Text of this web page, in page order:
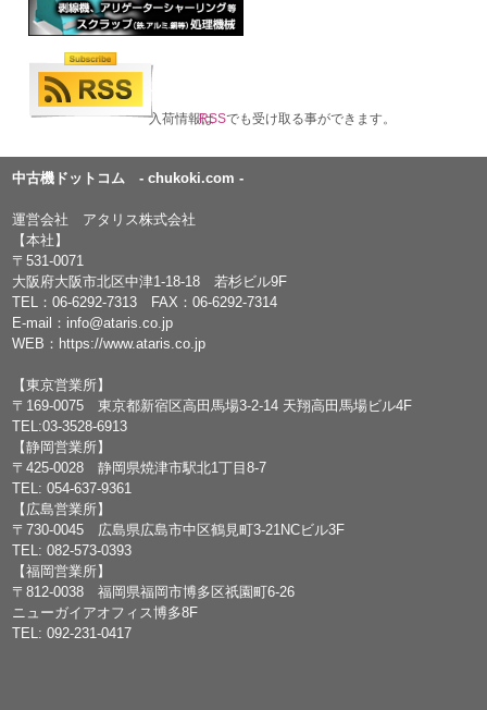
入荷情報はRSSでも受け取る事ができます。
中古機ドットコム - chukoki.com -
運営会社 アタリス株式会社
【本社】
〒531-0071
大阪府大阪市北区中津1-18-18 若杉ビル9F
TEL：06-6292-7313 FAX：06-6292-7314
E-mail： info@ataris.co.jp
WEB： https://www.ataris.co.jp
【東京営業所】
〒169-0075 東京都新宿区高田馬場3-2-14 天翔高田馬場ビル4F
TEL:03-3528-6913
【静岡営業所】
〒425-0028 静岡県焼津市駅北1丁目8-7
TEL: 054-637-9361
【広島営業所】
〒730-0045 広島県広島市中区鶴見町3-21NCビル3F
TEL: 082-573-0393
【福岡営業所】
〒812-0038 福岡県福岡市博多区祇園町6-26
ニューガイアオフィス博多8F
TEL: 092-231-0417